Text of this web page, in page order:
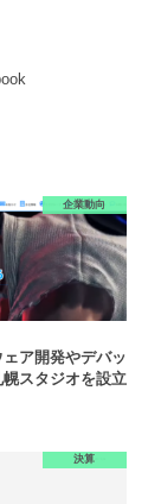
企業動向
ア開発やデバッ
スタジオを設立
決算